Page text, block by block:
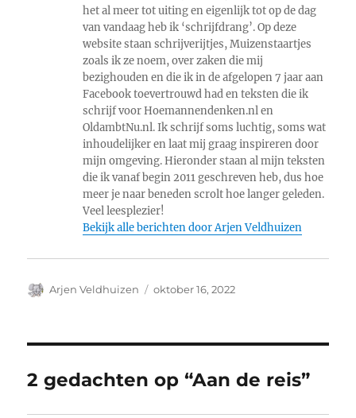
het al meer tot uiting en eigenlijk tot op de dag
van vandaag heb ik ‘schrijfdrang’. Op deze
website staan schrijverijtjes, Muizenstaartjes
zoals ik ze noem, over zaken die mij
bezighouden en die ik in de afgelopen 7 jaar aan
Facebook toevertrouwd had en teksten die ik
schrijf voor Hoemannendenken.nl en
OldambtNu.nl. Ik schrijf soms luchtig, soms wat
inhoudelijker en laat mij graag inspireren door
mijn omgeving. Hieronder staan al mijn teksten
die ik vanaf begin 2011 geschreven heb, dus hoe
meer je naar beneden scrolt hoe langer geleden.
Veel leesplezier!
Bekijk alle berichten door Arjen Veldhuizen
Auteur
Arjen Veldhuizen
Geplaatst
oktober 16, 2022
2 gedachten op “Aan de reis”